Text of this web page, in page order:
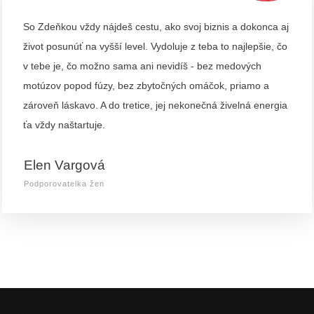
So Zdeňkou vždy nájdeš cestu, ako svoj biznis a dokonca aj
život posunúť na vyšší level. Vydoluje z teba to najlepšie, čo
v tebe je, čo možno sama ani nevidíš - bez medových
motúzov popod fúzy, bez zbytočných omáčok, priamo a
zároveň láskavo. A do tretice, jej nekonečná živelná energia
ťa vždy naštartuje.
Elen Vargová
Podporovatelka žen